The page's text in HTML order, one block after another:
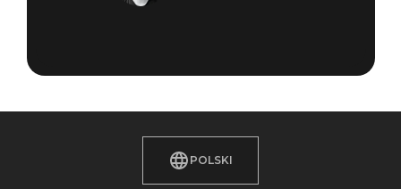
POLSKI